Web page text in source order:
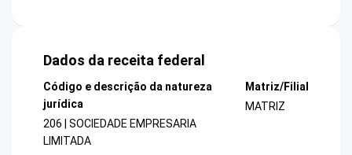
Dados da receita federal
Código e descrição da natureza
jurídica
206 | SOCIEDADE EMPRESARIA
LIMITADA
Matriz/Filial
MATRIZ